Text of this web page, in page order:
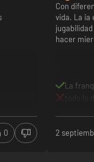
0
Con
vida. La ia
hacer
La
2